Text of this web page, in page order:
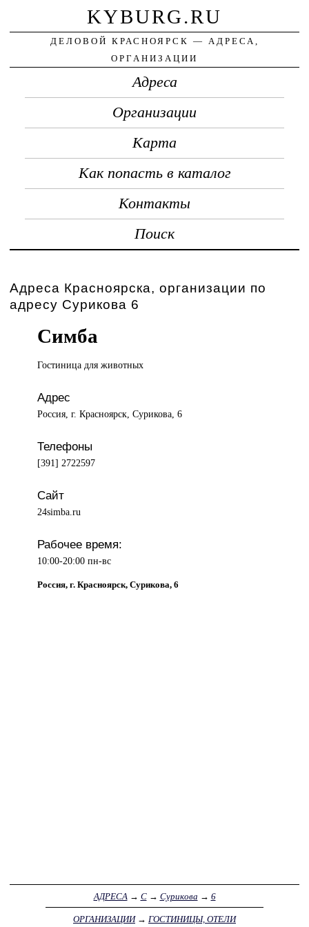
KYBURG.RU
ДЕЛОВОЙ КРАСНОЯРСК — АДРЕСА,
ОРГАНИЗАЦИИ
Адреса
Организации
Карта
Как попасть в каталог
Контакты
Поиск
Адреса Красноярска, организации по
адресу Сурикова 6
Симба
Гостиница дляживотных
Адрес
Россия, г. Красноярск, Сурикова, 6
Телефоны
[391] 2722597
Сайт
24simba.ru
Рабочее время:
10:00-20:00 пн-вс
Россия, г. Красноярск, Сурикова, 6
АДРЕСА → С→ Сурикова → 6
ОРГАНИЗАЦИИ→ ГОСТИНИЦЫ, ОТЕЛИ